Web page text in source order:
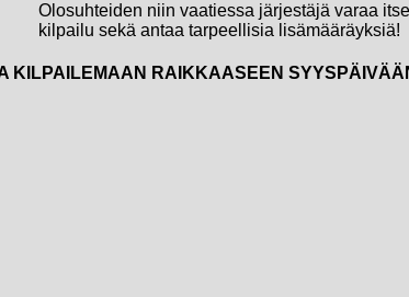
Olosuhteiden niin vaatiessa järjestäjä varaa
kilpailu sekä antaa tarpeellisia lisämääräyksiä!
KILPAILEMAAN RAIKKAASEEN